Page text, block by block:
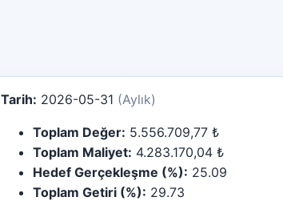
Tarih: 2026-05-31 (Aylık)
Toplam Değer: 5.556.709,77 ₺
Toplam Maliyet: 4.283.170,04 ₺
Hedef Gerçekleşme (%): 25.09
Toplam Getiri (%): 29.73